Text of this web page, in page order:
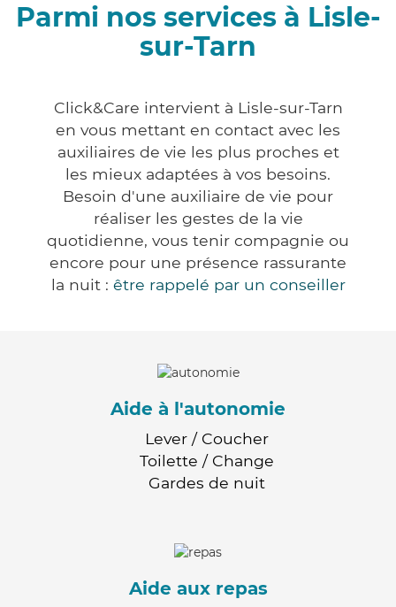
Parmi nos services à Lisle-
sur-Tarn
Click&Care intervient à Lisle-sur-Tarn
en vous mettant en contact avec les
auxiliaires de vie les plus proches et
les mieux adaptées à vos besoins.
Besoin d'une auxiliaire de vie pour
réaliser les gestes de la vie
quotidienne, vous tenir compagnie ou
encore pour une présence rassurante
la nuit : être rappelé par un conseiller
Aide à l'autonomie
Lever / Coucher
Toilette / Change
Gardes de nuit
Aide aux repas